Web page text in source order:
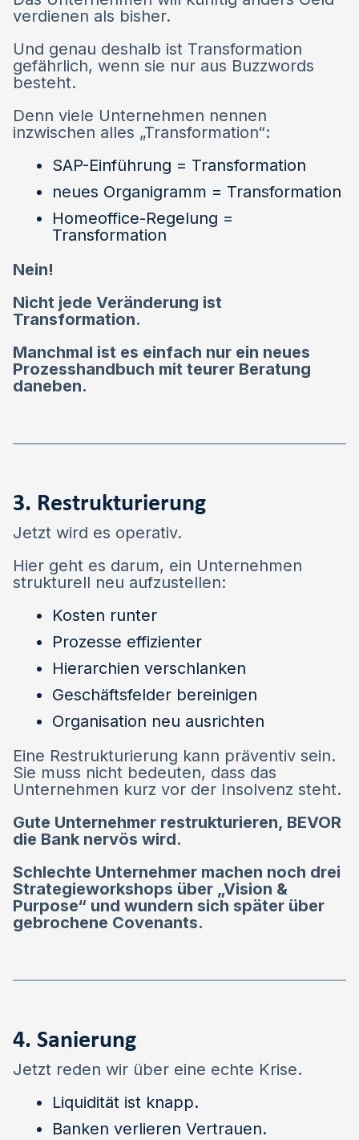
verdienen als bisher.
Und genau deshalb ist Transformation
gefährlich, wenn sie nur aus Buzzwords
besteht.
Denn viele Unternehmen nennen
inzwischen alles „Transformation“:
SAP-Einführung = Transformation
neues Organigramm = Transformation
Homeoffice-Regelung =
Transformation
Nein!
Nicht jede Veränderung ist
Transformation.
Manchmal ist es einfach nur ein neues
Prozesshandbuch mit teurer Beratung
daneben.
3. Restrukturierung
Jetzt wird es operativ.
Hier geht es darum, ein Unternehmen
strukturell neu aufzustellen:
Kosten runter
Prozesse effizienter
Hierarchien verschlanken
Geschäftsfelder bereinigen
Organisation neu ausrichten
Eine Restrukturierung kann präventiv sein.
Sie muss nicht bedeuten, dass das
Unternehmen kurz vor der Insolvenz steht.
Gute Unternehmer restrukturieren, BEVOR
die Bank nervös wird.
Schlechte Unternehmer machen noch drei
Strategieworkshops über „Vision &
Purpose“ und wundern sich später über
gebrochene Covenants.
4. Sanierung
Jetzt reden wir über eine echte Krise.
Liquidität ist knapp.
Banken verlieren Vertrauen.